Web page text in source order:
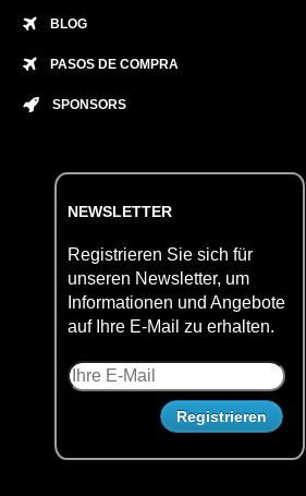
BLOG
PASOS DE COMPRA
SPONSORS
NEWSLETTER
Registrieren Sie sich für
unseren Newsletter, um
Informationen und Angebote
auf Ihre E-Mail zu erhalten.